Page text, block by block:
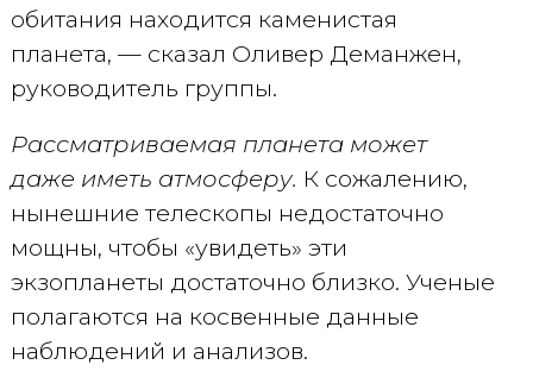
обитания находится каменистая
планета, — сказал Оливер Деманжен,
руководитель группы.
Рассматриваемая планета может
даже иметь атмосферу. К сожалению,
нынешние телескопы недостаточно
мощны, чтобы «увидеть» эти
экзопланеты достаточно близко. Ученые
полагаются на косвенные данные
наблюдений и анализов.